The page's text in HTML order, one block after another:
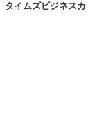
タイムズビジネスカ